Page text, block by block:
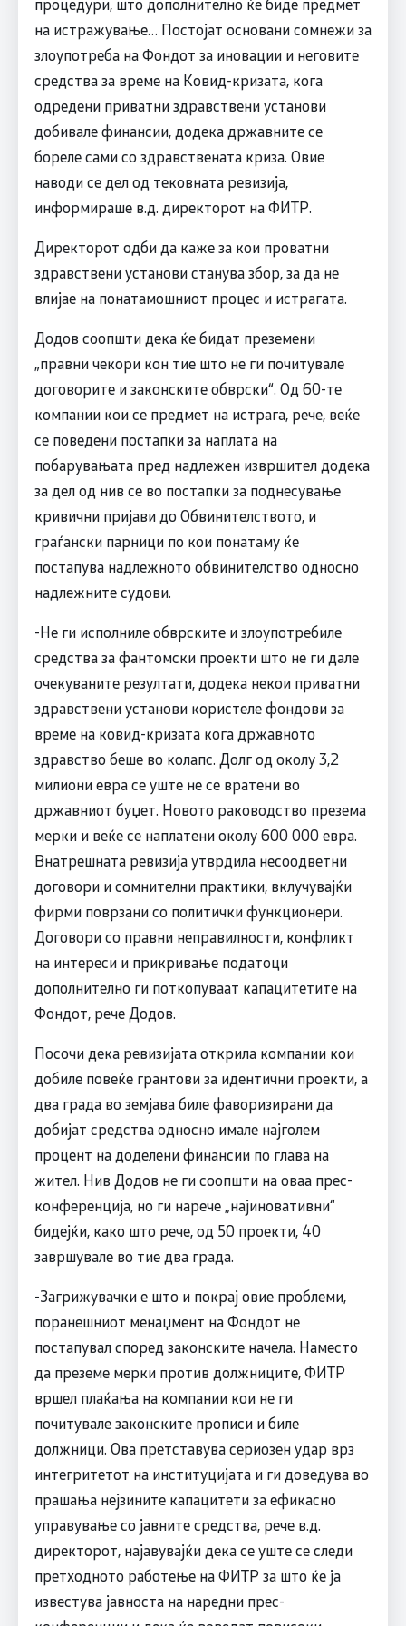
на истражување… Постојат основани сомнежи за
злоупотреба на Фондот за иновации и неговите
средства за време на Ковид-кризата, кога
одредени приватни здравствени установи
добивале финансии, додека државните се
бореле сами со здравствената криза. Овие
наводи се дел од тековната ревизија,
информираше в.д. директорот на ФИТР.
Директорот одби да каже за кои проватни
здравствени установи станува збор, за да не
влијае на понатамошниот процес и истрагата.
Додов соопшти дека ќе бидат преземени
„правни чекори кон тие што не ги почитувале
договорите и законските обврски“. Од 60-те
компании кои се предмет на истрага, рече, веќе
се поведени постапки за наплата на
побарувањата пред надлежен извршител додека
за дел од нив се во постапки за поднесување
кривични пријави до Обвинителството, и
граѓански парници по кои понатаму ќе
постапува надлежното обвинителство односно
надлежните судови.
-Не ги исполниле обврските и злоупотребиле
средства за фантомски проекти што не ги дале
очекуваните резултати, додека некои приватни
здравствени установи користеле фондови за
време на ковид-кризата кога државното
здравство беше во колапс. Долг од околу 3,2
милиони евра се уште не се вратени во
државниот буџет. Новото раководство презема
мерки и веќе се наплатени околу 600 000 евра.
Внатрешната ревизија утврдила несоодветни
договори и сомнителни практики, вклучувајќи
фирми поврзани со политички функционери.
Договори со правни неправилности, конфликт
на интереси и прикривање податоци
дополнително ги поткопуваат капацитетите на
Фондот, рече Додов.
Посочи дека ревизијата открила компании кои
добиле повеќе грантови за идентични проекти, а
два града во земјава биле фаворизирани да
добијат средства односно имале најголем
процент на доделени финансии по глава на
жител. Нив Додов не ги соопшти на оваа прес-
конференција, но ги нарече „најиновативни“
бидејќи, како што рече, од 50 проекти, 40
завршувале во тие два града.
-Загрижувачки е што и покрај овие проблеми,
поранешниот менаџмент на Фондот не
постапувал според законските начела. Наместо
да преземе мерки против должниците, ФИТР
вршел плаќања на компании кои не ги
почитувале законските прописи и биле
должници. Ова претставува сериозен удар врз
интегритетот на институцијата и ги доведува во
прашања нејзините капацитети за ефикасно
управување со јавните средства, рече в.д.
директорот, најавувајќи дека се уште се следи
претходното работење на ФИТР за што ќе ја
известува јавноста на наредни прес-